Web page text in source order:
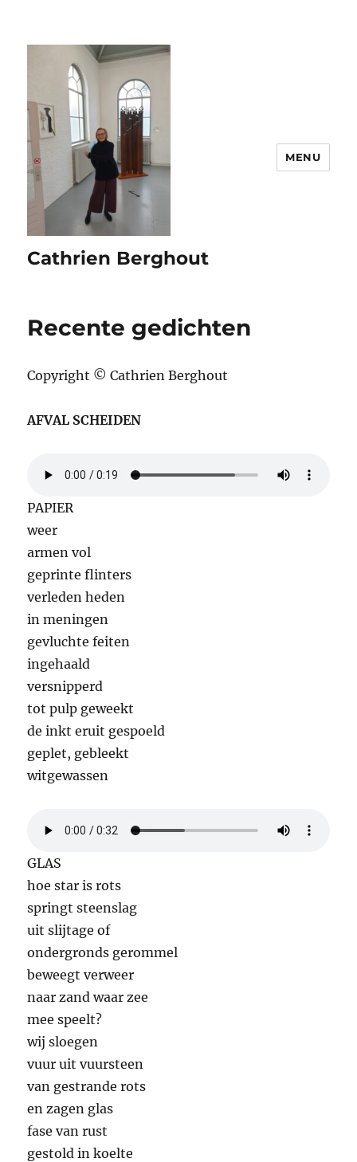
Cathrien Berghout
MENU
Recente gedichten
Copyright © Cathrien Berghout
AFVAL SCHEIDEN
PAPIER
weer
armen vol
geprinte flinters
verleden heden
in meningen
gevluchte feiten
ingehaald
versnipperd
tot pulp geweekt
de inkt eruit gespoeld
geplet, gebleekt
witgewassen
GLAS
hoe star is rots
springt steenslag
uit slijtage of
ondergronds gerommel
beweegt verweer
naar zand waar zee
mee speelt?
wij sloegen
vuur uit vuursteen
van gestrande rots
en zagen glas
fase van rust
gestold in koelte